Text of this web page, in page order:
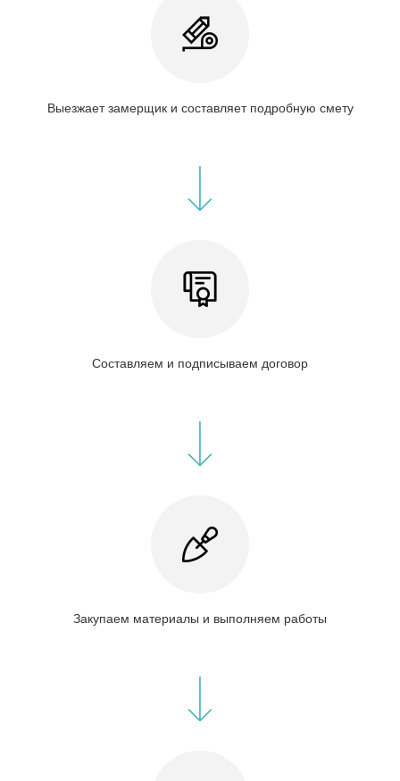
Выезжает замерщик и составляет подробную смету
Составляем и подписываем договор
Закупаем материалы и выполняем работы